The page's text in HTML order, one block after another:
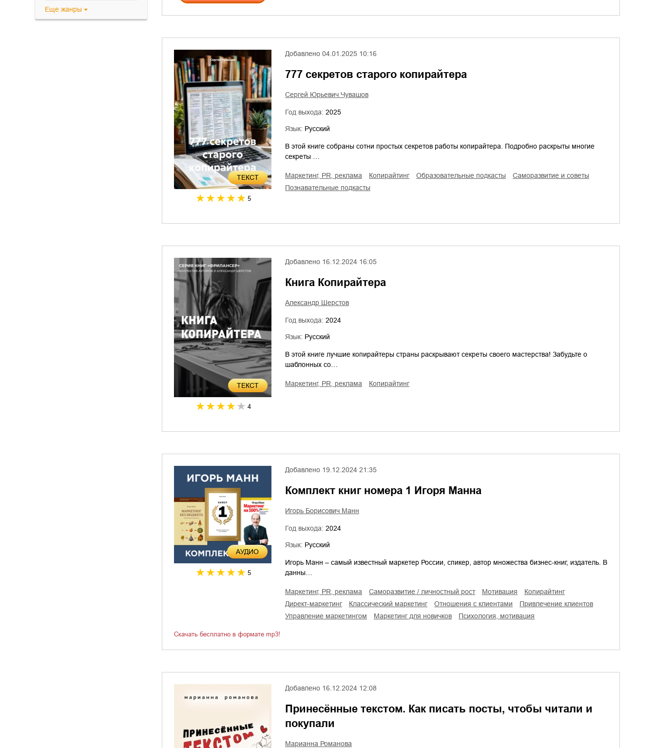
Еще жанры
ТЕКСТ
5
Добавлено 04.01.2025 10:16
777 секретов старого копирайтера
Сергей Юрьевич Чувашов
Год выхода: 2025
Язык: Русский
В этой книге собраны сотни простых секретов работы копирайтера. Подробно раскрыты многие
секреты …
маркетинг, PR, реклама копирайтинг образовательные подкасты
саморазвитие и советы
познавательные подкасты
ТЕКСТ
4
Добавлено 16.12.2024 16:05
Книга Копирайтера
Александр Шерстов
Год выхода: 2024
Язык: Русский
В этой книге лучшие копирайтеры страны раскрывают секреты своего мастерства! Забудьте о
шаблонных со…
маркетинг, PR, реклама копирайтинг
AУДИО
5
Добавлено 19.12.2024 21:35
Комплект книг номера 1 Игоря Манна
Игорь Борисович Манн
Год выхода: 2024
Язык: Русский
Игорь Манн – самый известный маркетер России, спикер, автор множества бизнес-книг, издатель. В
данны…
маркетинг, PR, реклама саморазвитие / личностный рост мотивация
копирайтинг
директ-маркетинг
классический маркетинг отношения с клиентами
привлечение клиентов
управление маркетингом
маркетинг для новичков психология, мотивация
Скачать бесплатно в формате mp3!
Добавлено 16.12.2024 12:08
Принесённые текстом. Как писать посты, чтобы читали и
покупали
Марианна Романова